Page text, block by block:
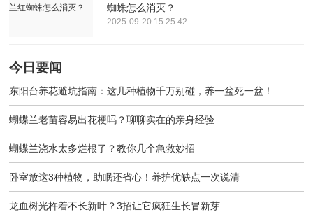
蜘蛛怎么消灭？
2025-09-20 15:25:42
今日要闻
东阳台养花避坑指南：这几种植物千万别碰，养一盆死一盆！
蝴蝶兰老苗容易出花梗吗？聊聊实在的亲身经验
蝴蝶兰浇水太多烂根了？教你几个急救妙招
卧室放这3种植物，助眠还省心！养护优缺点一次说清
龙血树光杵着不长新叶？3招让它疯狂生长冒新芽